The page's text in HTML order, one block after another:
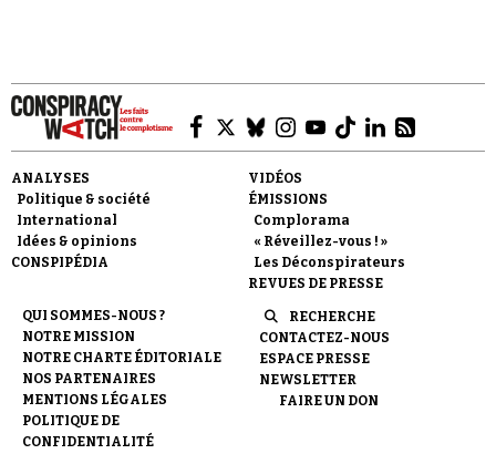
ANALYSES
Politique & société
International
Idées & opinions
CONSPIPÉDIA
VIDÉOS
ÉMISSIONS
Complorama
« Réveillez-vous ! »
Les Déconspirateurs
REVUES DE PRESSE
QUI SOMMES-NOUS ?
NOTRE MISSION
NOTRE CHARTE ÉDITORIALE
NOS PARTENAIRES
MENTIONS LÉGALES
POLITIQUE DE
CONFIDENTIALITÉ
RECHERCHE
CONTACTEZ-NOUS
ESPACE PRESSE
NEWSLETTER
FAIRE UN DON